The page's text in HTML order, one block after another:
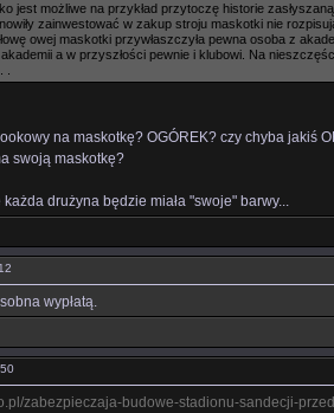
jest możliwe na przykład przytoczę historie
zainwestować w zakup stroju maskotki nie
owej maskotki przywłaszczyła pewna osoba z
a w przyszłości pewnie i klubowi. Na
na maskotkę? OGÓREK? czy chyba jakiś
swoją maskotkę?
drużyna będzie miała "swoje" barwy...
wypłatą.
zabezpieczaja-budowe-stadionu-sandecji-